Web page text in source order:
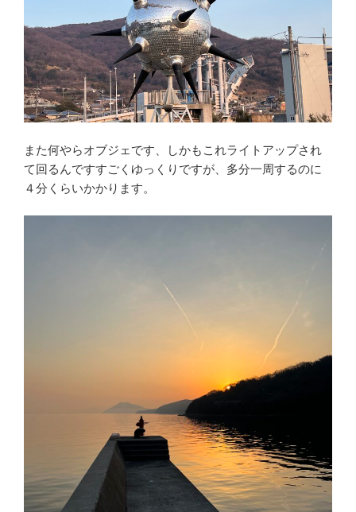
また何やらオブジェです、しかもこれライトアップされ
て回るんですすごくゆっくりですが、多分一周するのに
４分くらいかかります。